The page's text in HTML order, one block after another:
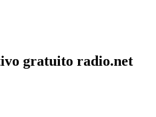
gratuito radio.net